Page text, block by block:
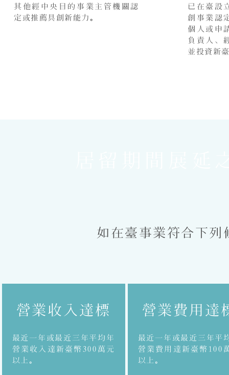
其他經中央目的事業主管機關認
定或推薦具創新能力。
已在臺設
創事業認
個人或申
負責人、
並投資新
如在臺事業符合下
​營業收入達標
最近一年或最近三年平均年
營業收入達新臺幣300萬元
以上。
營業費用達
最近一年或最近三年平
營業費用達新臺幣100
以上。